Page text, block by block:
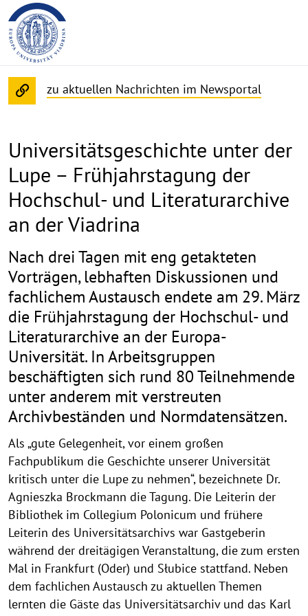
zu aktuellen Nachrichten im Newsportal
Universitätsgeschichte unter der
Lupe – Frühjahrstagung der
Hochschul- und Literaturarchive
an der Viadrina
Nach drei Tagen mit eng getakteten
Vorträgen, lebhaften Diskussionen und
fachlichem Austausch endete am 29. März
die Frühjahrstagung der Hochschul- und
Literaturarchive an der Europa-
Universität. In Arbeitsgruppen
beschäftigten sich rund 80 Teilnehmende
unter anderem mit verstreuten
Archivbeständen und Normdatensätzen.
Als „gute Gelegenheit, vor einem großen
Fachpublikum die Geschichte unserer Universität
kritisch unter die Lupe zu nehmen“, bezeichnete Dr.
Agnieszka Brockmann die Tagung. Die Leiterin der
Bibliothek im Collegium Polonicum und frühere
Leiterin des Universitätsarchivs war Gastgeberin
während der dreitägigen Veranstaltung, die zum ersten
Mal in Frankfurt (Oder) und Słubice stattfand. Neben
dem fachlichen Austausch zu aktuellen Themen
lernten die Gäste das Universitätsarchiv und das Karl